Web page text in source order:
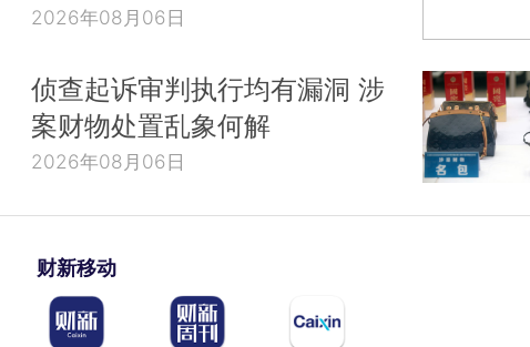
2026年08月06日
侦查起诉审判执行均有漏洞 涉
案财物处置乱象何解
2026年08月06日
财新移动